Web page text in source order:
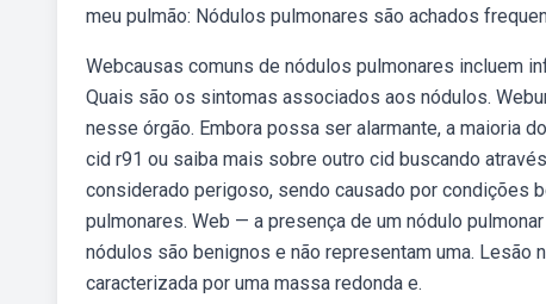
meu pulmão: Nódulos pulmonares são achados
Webcausas comuns de nódulos pulmonares incluem
Quais são os sintomas associados aos nódulos.
nesse órgão. Embora possa ser alarmante, a maioria
cid r91 ou saiba mais sobre outro cid buscando
considerado perigoso, sendo causado por condições
pulmonares. Web — a presença de um nódulo
nódulos são benignos e não representam uma. Lesão
caracterizada por uma massa redonda e.